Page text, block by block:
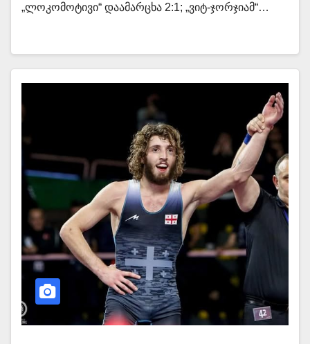
„ლოკომოტივი“ დაამარცხა 2:1; „ვიტ-ჯორჯიამ“…